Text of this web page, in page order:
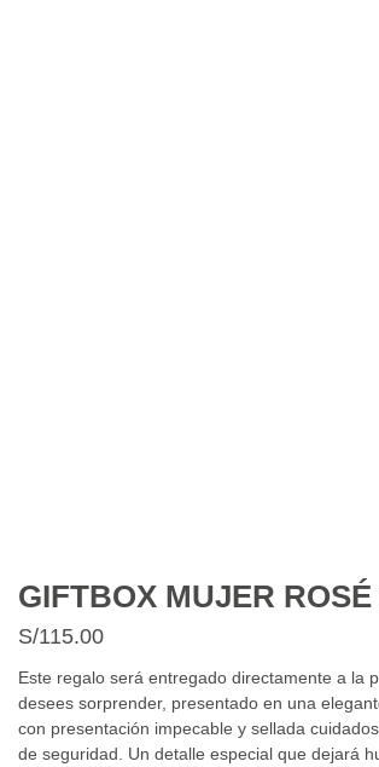
GIFTBOX MUJER
S/115.00
Este regalo será entregado directamente a la
desees sorprender, presentado en una
con presentación impecable y sellada
de seguridad. Un detalle especial que dejará